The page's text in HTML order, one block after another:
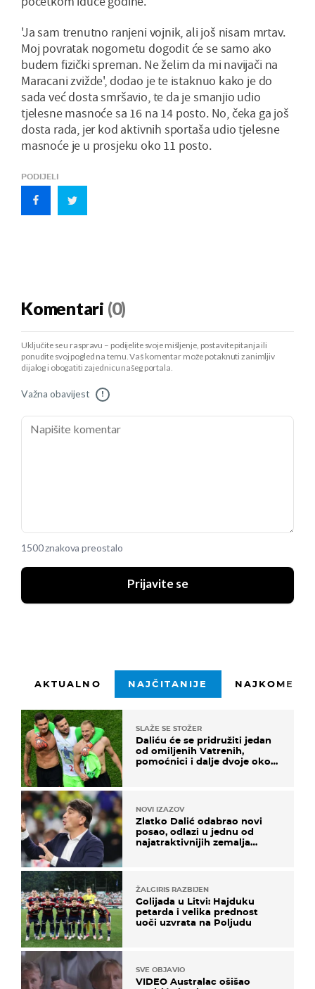
'Ja sam trenutno ranjeni vojnik, ali još nisam mrtav.
Moj povratak nogometu dogodit će se samo ako
budem fizički spreman. Ne želim da mi navijači na
Maracani zvižde', dodao je te istaknuo kako je do
sada već dosta smršavio, te da je smanjio udio
tjelesne masnoće sa 16 na 14 posto. No, čeka ga još
dosta rada, jer kod aktivnih sportaša udio tjelesne
masnoće je u prosjeku oko 11 posto.
PODIJELI
Komentari (0)
Uključite se u raspravu – podijelite svoje mišljenje, postavite pitanja ili
ponudite svoj pogled na temu. Vaš komentar može potaknuti zanimljiv
dijalog i obogatiti zajednicu našeg portala.
Važna obavijest !
1500 znakova preostalo
Prijavite se
AKTUALNO NAJČITANIJE
SLAŽE SE STOŽER
Daliću će se pridružiti jedan
od omiljenih Vatrenih,
pomoćnici i dalje dvoje oko
NOVI IZAZOV
Zlatko Dalić odabrao novi
posao, odlazi u jednu od
najatraktivnijih zemalja
ŽALGIRIS RAZBIJEN
Golijada u Litvi: Hajduku
petarda i velika prednost
uoči uzvrata na Poljudu
SVE OBJAVIO
VIDEO Australac ošišao